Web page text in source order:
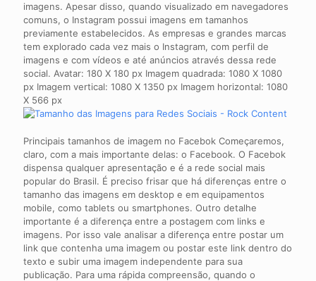
imagens. Apesar disso, quando visualizado em navegadores
comuns, o Instagram possui imagens em tamanhos
previamente estabelecidos. As empresas e grandes marcas
tem explorado cada vez mais o Instagram, com perfil de
imagens e com vídeos e até anúncios através dessa rede
social. Avatar: 180 X 180 px Imagem quadrada: 1080 X 1080
px Imagem vertical: 1080 X 1350 px Imagem horizontal: 1080
X 566 px
Principais tamanhos de imagem no Facebok Começaremos,
claro, com a mais importante delas: o Facebook. O Facebok
dispensa qualquer apresentação e é a rede social mais
popular do Brasil. É preciso frisar que há diferenças entre o
tamanho das imagens em desktop e em equipamentos
mobile, como tablets ou smartphones. Outro detalhe
importante é a diferença entre a postagem com links e
imagens. Por isso vale analisar a diferença entre postar um
link que contenha uma imagem ou postar este link dentro do
texto e subir uma imagem independente para sua
publicação. Para uma rápida compreensão, quando o